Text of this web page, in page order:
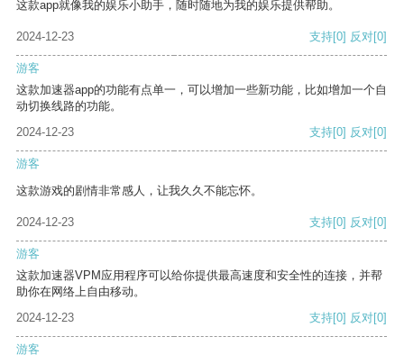
这款app就像我的娱乐小助手，随时随地为我的娱乐提供帮助。
2024-12-23 支持[0] 反对[0]
游客
这款加速器app的功能有点单一，可以增加一些新功能，比如增加一个自
动切换线路的功能。
2024-12-23
支持[0] 反对[0]
游客
这款游戏的剧情非常感人，让我久久不能忘怀。
2024-12-23 支持[0] 反对[0]
游客
这款加速器VPM应用程序可以给你提供最高速度和安全性的连接，并帮
助你在网络上自由移动。
2024-12-23
支持[0] 反对[0]
游客